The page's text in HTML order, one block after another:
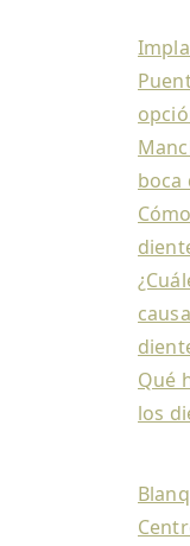
boca
Qué
los